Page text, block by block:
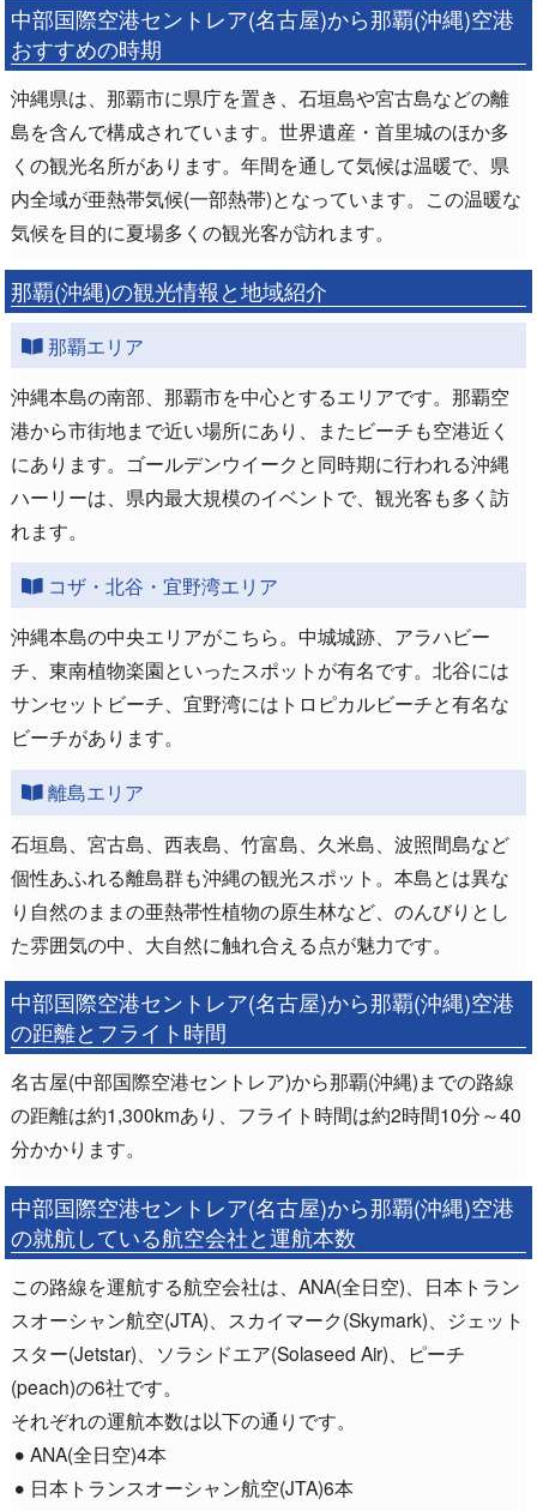
中部国際空港セントレア(名古屋)から那覇(沖縄)空港
おすすめの時期
沖縄県は、那覇市に県庁を置き、石垣島や宮古島などの離
島を含んで構成されています。世界遺産・首里城のほか多
くの観光名所があります。年間を通して気候は温暖で、県
内全域が亜熱帯気候(一部熱帯)となっています。この温暖な
気候を目的に夏場多くの観光客が訪れます。
那覇(沖縄)の観光情報と地域紹介
那覇エリア
沖縄本島の南部、那覇市を中心とするエリアです。那覇空
港から市街地まで近い場所にあり、またビーチも空港近く
にあります。ゴールデンウイークと同時期に行われる沖縄
ハーリーは、県内最大規模のイベントで、観光客も多く訪
れます。
コザ・北谷・宜野湾エリア
沖縄本島の中央エリアがこちら。中城城跡、アラハビー
チ、東南植物楽園といったスポットが有名です。北谷には
サンセットビーチ、宜野湾にはトロピカルビーチと有名な
ビーチがあります。
離島エリア
石垣島、宮古島、西表島、竹富島、久米島、波照間島など
個性あふれる離島群も沖縄の観光スポット。本島とは異な
り自然のままの亜熱帯性植物の原生林など、のんびりとし
た雰囲気の中、大自然に触れ合える点が魅力です。
中部国際空港セントレア(名古屋)から那覇(沖縄)空港
の距離とフライト時間
名古屋(中部国際空港セントレア)から那覇(沖縄)までの路線
の距離は約1,300kmあり、フライト時間は約2時間10分～40
分かかります。
中部国際空港セントレア(名古屋)から那覇(沖縄)空港
の就航している航空会社と運航本数
この路線を運航する航空会社は、ANA(全日空)、日本トラン
スオーシャン航空(JTA)、スカイマーク(Skymark)、ジェット
スター(Jetstar)、ソラシドエア(Solaseed Air)、ピーチ
(peach)の6社です。
それぞれの運航本数は以下の通りです。
ANA(全日空)4本
日本トランスオーシャン航空(JTA)6本